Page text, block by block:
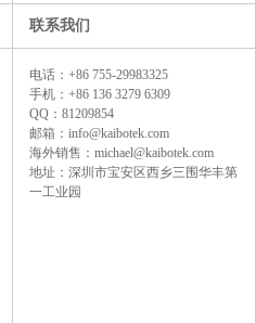
联系我们
电话：+86 755-29983325
手机：+86 136 3279 6309
QQ：81209854
邮箱：info@kaibotek.com
海外销售：michael@kaibotek.com
地址：深圳市宝安区西乡三围华丰第
一工业园